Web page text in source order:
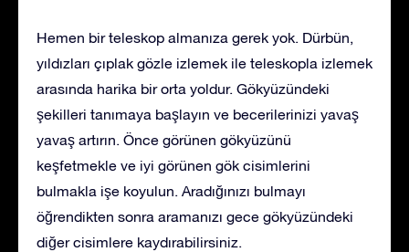
Hemen bir teleskop almanıza gerek yok. Dürbün,
yıldızları çıplak gözle izlemek ile teleskopla izlemek
arasında harika bir orta yoldur. Gökyüzündeki
şekilleri tanımaya başlayın ve becerilerinizi yavaş
yavaş artırın. Önce görünen gökyüzünü
keşfetmekle ve iyi görünen gök cisimlerini
bulmakla işe koyulun. Aradığınızı bulmayı
öğrendikten sonra aramanızı gece gökyüzündeki
diğer cisimlere kaydırabilirsiniz.